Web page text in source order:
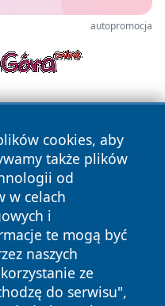
autopromocja
cookies, aby
także plików
od
w celach
i
te mogą być
naszych
ze
do serwisu",
prawa
Polityka
Cookies